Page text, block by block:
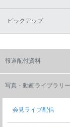
ピックアップ
報道配付資料
写真・動画ライブラリー
会見ライブ配信